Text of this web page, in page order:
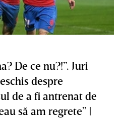
De ce nu?!”. Juri
despre
de a fi antrenat de
să am regrete” |